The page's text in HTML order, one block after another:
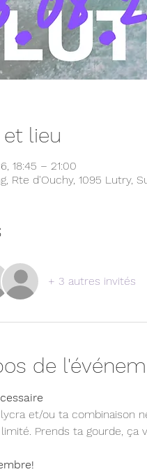
lieu
18:45 – 21:00
Rte d'Ouchy, 1095 Lutry,
+ 3 autres invités
de
et/ou ta combinaison
Prends ta gourde, ça